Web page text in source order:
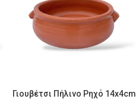
Γιουβέτσι Πήλινο Ρηχό 14x4cm